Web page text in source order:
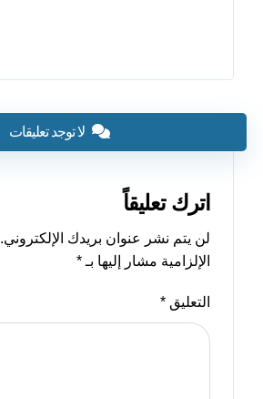
لا توجد تعليقات
اترك تعليقاً
لن يتم نشر عنوان بريدك الإلكتروني.
الإلزامية مشار إليها بـ*
التعليق*